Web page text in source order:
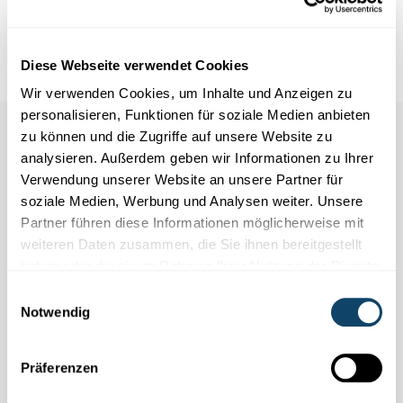
Diese Webseite verwendet Cookies
Wir verwenden Cookies, um Inhalte und Anzeigen zu
personalisieren, Funktionen für soziale Medien anbieten
zu können und die Zugriffe auf unsere Website zu
analysieren. Außerdem geben wir Informationen zu Ihrer
Verwendung unserer Website an unsere Partner für
soziale Medien, Werbung und Analysen weiter. Unsere
Partner führen diese Informationen möglicherweise mit
weiteren Daten zusammen, die Sie ihnen bereitgestellt
Notwendig
Präferenzen
Auch in dieser Rubrik